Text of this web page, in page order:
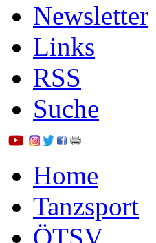
Newsletter
Links
RSS
Suche
Home
Tanzsport